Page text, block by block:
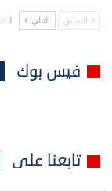
السابق التالي 1 من 2٬329
فيس بوك
تابعنا على